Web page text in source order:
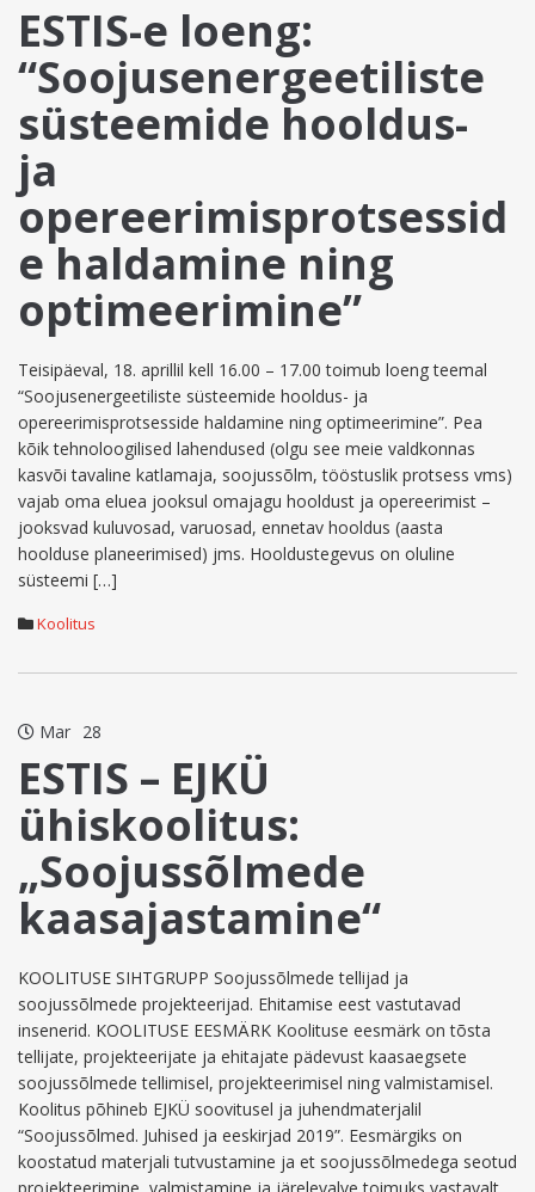
ESTIS-e loeng:
“Soojusenergeetiliste
süsteemide hooldus-
ja
opereerimisprotsessid
e haldamine ning
optimeerimine”
Teisipäeval, 18. aprillil kell 16.00 – 17.00 toimub loeng teemal
“Soojusenergeetiliste süsteemide hooldus- ja
opereerimisprotsesside haldamine ning optimeerimine”. Pea
kõik tehnoloogilised lahendused (olgu see meie valdkonnas
kasvõi tavaline katlamaja, soojussõlm, tööstuslik protsess vms)
vajab oma eluea jooksul omajagu hooldust ja opereerimist –
jooksvad kuluvosad, varuosad, ennetav hooldus (aasta
hoolduse planeerimised) jms. Hooldustegevus on oluline
süsteemi […]
Koolitus
Mar 28
ESTIS – EJKÜ
ühiskoolitus:
„Soojussõlmede
kaasajastamine“
KOOLITUSE SIHTGRUPP Soojussõlmede tellijad ja
soojussõlmede projekteerijad. Ehitamise eest vastutavad
insenerid. KOOLITUSE EESMÄRK Koolituse eesmärk on tõsta
tellijate, projekteerijate ja ehitajate pädevust kaasaegsete
soojussõlmede tellimisel, projekteerimisel ning valmistamisel.
Koolitus põhineb EJKÜ soovitusel ja juhendmaterjalil
“Soojussõlmed. Juhised ja eeskirjad 2019”. Eesmärgiks on
koostatud materjali tutvustamine ja et soojussõlmedega seotud